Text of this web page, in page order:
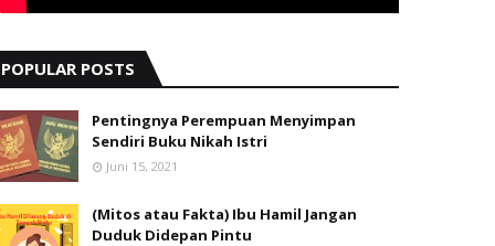
POPULAR POSTS
Pentingnya Perempuan Menyimpan
Sendiri Buku Nikah Istri
Juni 15, 2021
(Mitos atau Fakta) Ibu Hamil Jangan
Duduk Didepan Pintu